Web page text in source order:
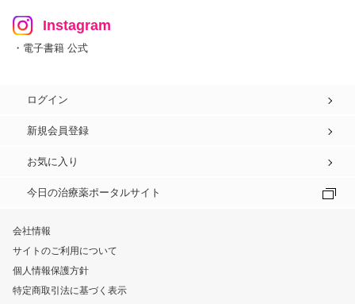
Instagram
・電子書籍 公式
ログイン
新規会員登録
お気に入り
今日の治療薬ポータルサイト
会社情報
サイトのご利用について
個人情報保護方針
特定商取引法に基づく表示